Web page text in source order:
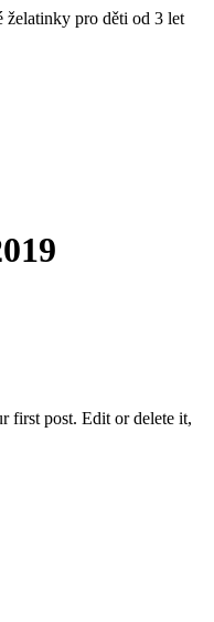
želatinky pro děti od 3 let
first post. Edit or delete it,